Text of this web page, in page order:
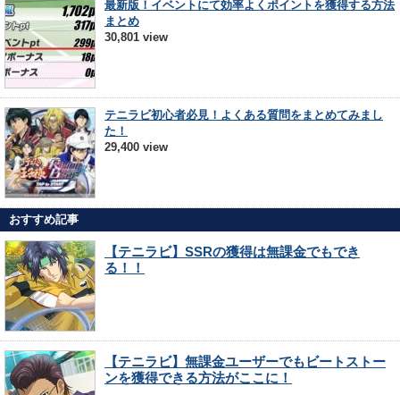
最新版！イベントにて効率よくポイントを獲得する方法
まとめ
30,801 view
テニラビ初心者必見！よくある質問をまとめてみまし
た！
29,400 view
おすすめ記事
【テニラビ】SSRの獲得は無課金でもでき
る！！
【テニラビ】無課金ユーザーでもビートストー
ンを獲得できる方法がここに！